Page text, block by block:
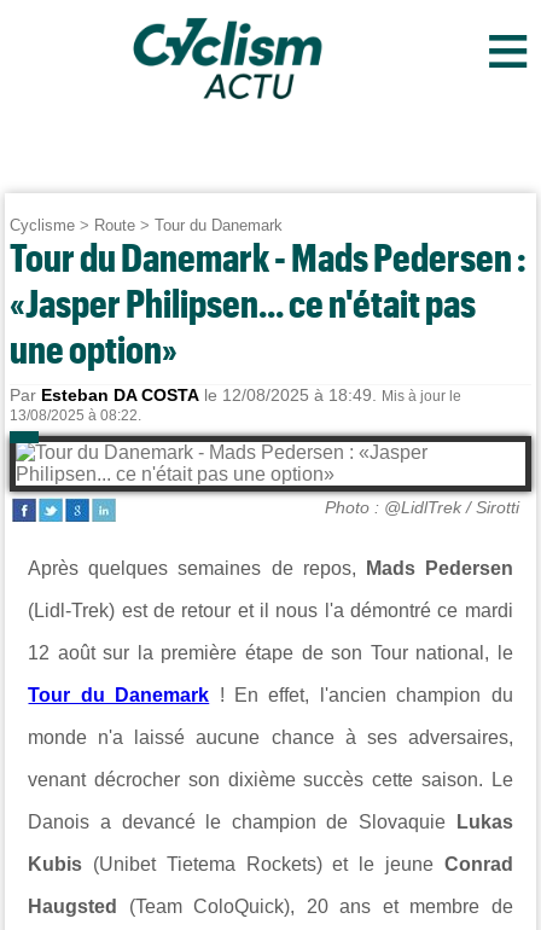
≡
Cyclisme > Route >Tour du Danemark
Tour du Danemark - Mads Pedersen :
«Jasper Philipsen... ce n'était pas
une option»
Par Esteban DA COSTA le 12/08/2025 à 18:49.
Mis à jour le
13/08/2025 à 08:22.
Photo : @LidlTrek / Sirotti
Après quelques semaines de repos, Mads Pedersen
(Lidl-Trek) est de retour et il nous l'a démontré ce mardi
12 août sur la première étape de son Tour national, le
Tour du Danemark ! En effet, l'ancien champion du
monde n'a laissé aucune chance à ses adversaires,
venant décrocher son dixième succès cette saison. Le
Danois a devancé le champion de Slovaquie Lukas
Kubis (Unibet Tietema Rockets) et le jeune Conrad
Haugsted (Team ColoQuick), 20 ans et membre de